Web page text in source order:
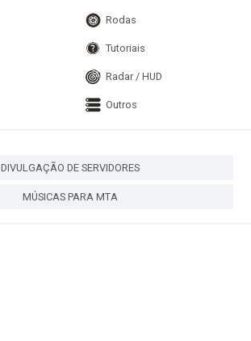
Rodas
Tutoriais
Radar / HUD
Outros
DIVULGAÇÃO DE SERVIDORES
MÚSICAS PARA MTA